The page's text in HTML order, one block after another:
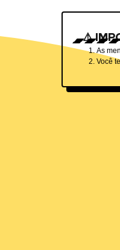
⚠️
As
Você